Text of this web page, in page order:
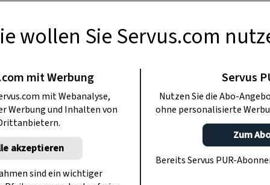
KÜCHE
aus
– und das ist in jedem Bundesland
Tanzbein stärken und Gewürze, die
wollen Sie Servus.com
mit Werbung
mit Webanalyse,
Werbung und Inhalten von
akzeptieren
sind ein wichtiger
Servus
Nutzen Sie die Abo-
ohne personalisierte
Zum
Bereits Servus PUR-